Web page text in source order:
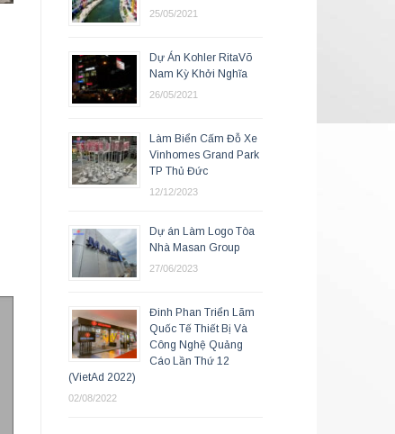
25/05/2021
Dự Án Kohler RitaVõ
Nam Kỳ Khởi Nghĩa
26/05/2021
Làm Biển Cấm Đỗ Xe
Vinhomes Grand Park
TP Thủ Đức
12/12/2023
Dự án Làm Logo Tòa
Nhà Masan Group
27/06/2023
Đinh Phan Triển Lãm
Quốc Tế Thiết Bị Và
Công Nghệ Quảng
Cáo Lần Thứ 12
(VietAd 2022)
02/08/2022